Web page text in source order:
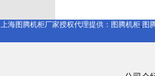
上海图腾机柜厂家授权代理提供： 图腾机柜, 图